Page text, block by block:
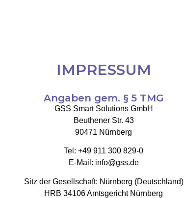
IMPRESSUM
Angaben gem. § 5 TMG
GSS Smart Solutions GmbH
Beuthener Str. 43
90471 Nürnberg
Tel: +49 911 300 829-0
E-Mail: info@gss.de
Sitz der Gesellschaft: Nürnberg (Deutschland)
HRB 34106 Amtsgericht Nürnberg